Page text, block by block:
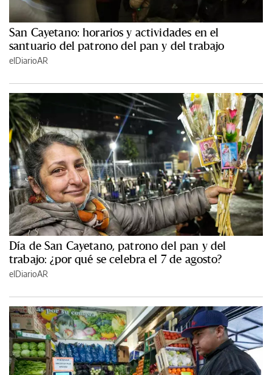
San Cayetano: horarios y actividades en el
santuario del patrono del pan y del trabajo
elDiarioAR
Día de San Cayetano, patrono del pan y del
trabajo: ¿por qué se celebra el 7 de agosto?
elDiarioAR